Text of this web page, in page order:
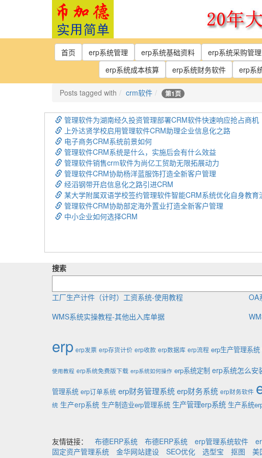
首页
erp系统管理 erp系统基础资料 erp系统采购管理
erp系统成本核算
erp系统财务软件 erp系
Posts tagged with crm软件 第1页
管理软件为湖南经久投资管理部署CRM软件快速响应抢占商机
上外达贤学校启用管理软件CRM助理企业信息化之路
电子商务CRM系统前景如何
管理软件CRM系统是什么，实施后会有什么效益
管理软件销售crm软件为尚亿工贸助无限拓展动力
管理软件CRM协助杨洋蓝服饰打造全新客户管理
经滔钢带开启信息化之路引进CRM
某大学附属双语学校签约管理软件智能CRM系统优化自身教育
管理软件CRM协助部定海外置业打造全新客户管理
中小企业如何选择CRM
航
搜索
工厂生产计件（计时）工资系统-使用教程
OA
WMS系统实操教程-其他出入库单据
erp erp发票 erp存货计价 erp收款 erp数据库 erp流程 erp生产管理系统
使用教程 erp系统免费版下载 erp系统如何操作 erp系统定制 erp系统怎么安
管理系统 erp订单系统 erp财务管理系统erp财务系统 erp财务软件
统 生产erp系统 生产制造业erp管理系统 生产管理erp系统 生产系统
友情链接： 布德ERP系统 布德ERP系统 erp管理系统软件
固定资产管理系统
金华网站建设 SEO优化 选型宝 抠图 美